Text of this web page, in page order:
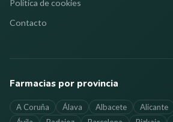
Política de cookies
Contacto
Farmacias por provincia
A Coruña Álava Albacete Alicante